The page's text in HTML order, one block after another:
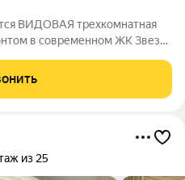
ВИДОВАЯ трехкомнатная
в современном ЖК Звезда
+3 балкона с отделкой(в
из 25